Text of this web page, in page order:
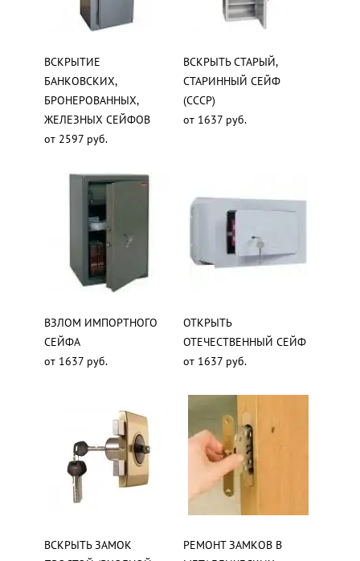
ВСКРЫТИЕ
БАНКОВСКИХ,
БРОНЕРОВАННЫХ,
ЖЕЛЕЗНЫХ СЕЙФОВ
от 2597 руб.
ВСКРЫТЬ СТАРЫЙ,
СТАРИННЫЙ СЕЙФ
(СССР)
от 1637 руб.
ВЗЛОМ ИМПОРТНОГО
СЕЙФА
от 1637 руб.
ОТКРЫТЬ
ОТЕЧЕСТВЕННЫЙ СЕЙФ
от 1637 руб.
ВСКРЫТЬ ЗАМОК
РЕМОНТ ЗАМКОВ В